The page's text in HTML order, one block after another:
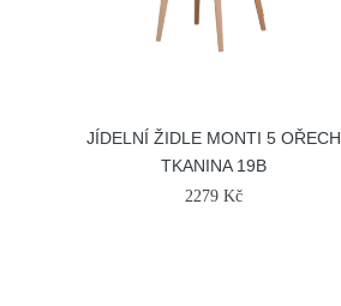
JÍDELNÍ ŽIDLE MONTI 5 OŘECH
TKANINA 19B
2279 Kč